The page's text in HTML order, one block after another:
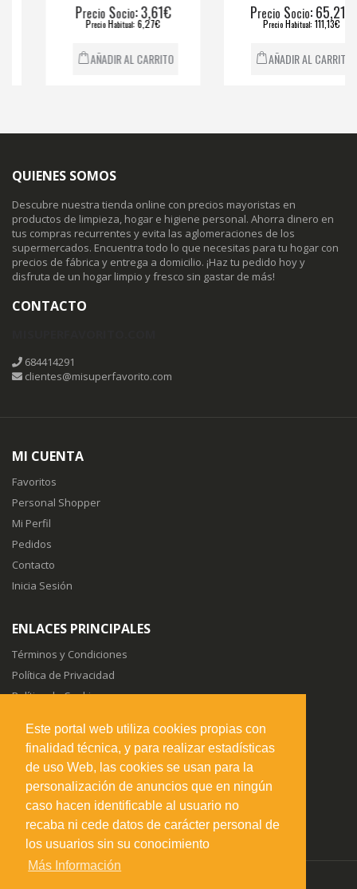
Este portal web utiliza cookies propias con
finalidad técnica, y para realizar estadísticas
de uso Web, las cookies se usan para la
personalización de anuncios que en ningún
caso hacen identificable al usuario no
recaba ni cede datos de carácter personal de
los usuarios sin su conocimiento
Más Información
recioSocio: 3,61€
recioHabitual: 6,27€
AÑADIR AL CARRITO
recioSocio: 65,21€
recioHabitual: 111,13€
AÑADIR AL CARRITO
QUIENES SOMOS
Descubre nuestra tienda online con precios mayoristas en
productos de limpieza, hogar e higiene personal. Ahorra dinero en
tus compras recurrentes y evita las aglomeraciones de los
supermercados. Encuentra todo lo que necesitas para tu hogar con
precios de fábrica y entrega a domicilio. ¡Haz tu pedido hoy y
disfruta de un hogar limpio y fresco sin gastar de más!
CONTACTO
684414291
clientes@misuperfavorito.com
MI CUENTA
Favoritos
Personal Shopper
Mi Perfil
Pedidos
Contacto
Inicia Sesión
ENLACES PRINCIPALES
Términos y Condiciones
Política de Privacidad
Política de Cookies
SÍGUENOS EN